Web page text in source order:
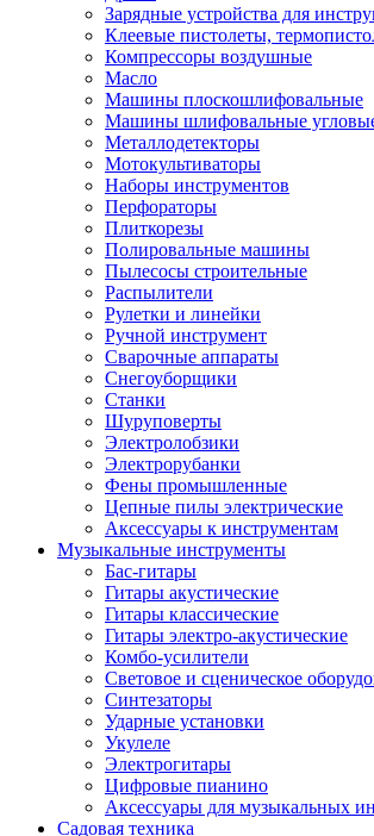
Зарядные устройства для
Клеевые пистолеты,
Компрессоры воздушные
Масло
Машины плоскошлифовальные
Машины шлифовальные
Металлодетекторы
Мотокультиваторы
Наборы инструментов
Перфораторы
Плиткорезы
Полировальные машины
Пылесосы строительные
Распылители
Рулетки и линейки
Ручной инструмент
Сварочные аппараты
Снегоуборщики
Станки
Шуруповерты
Электролобзики
Электрорубанки
Фены промышленные
Цепные пилы электрические
Аксессуары к инструментам
Музыкальные инструменты
Бас-гитары
Гитары акустические
Гитары классические
Гитары электро-акустические
Комбо-усилители
Световое и сценическое
Синтезаторы
Ударные установки
Укулеле
Электрогитары
Цифровые пианино
Аксессуары для музыкальных
Садовая техника